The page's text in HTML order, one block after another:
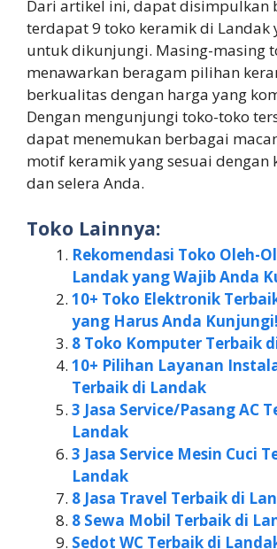
Dari artikel ini, dapat disimpulkan
terdapat 9 toko keramik di Landak
untuk dikunjungi. Masing-masing
menawarkan beragam pilihan
berkualitas dengan harga yang
Dengan mengunjungi toko-toko
dapat menemukan berbagai
motif keramik yang sesuai dengan
dan selera Anda.
Toko Lainnya:
Rekomendasi Toko Oleh-
Landak yang Wajib Anda
10+ Toko Elektronik
yang Harus Anda Kunjungi!
8 Toko Komputer Terbaik
10+ Pilihan Layanan
Terbaik di Landak
3 Jasa Service/Pasang AC
Landak
3 Jasa Service Mesin Cuci
Landak
8 Jasa Travel Terbaik di
8 Sewa Mobil Terbaik di
Sedot WC Terbaik di